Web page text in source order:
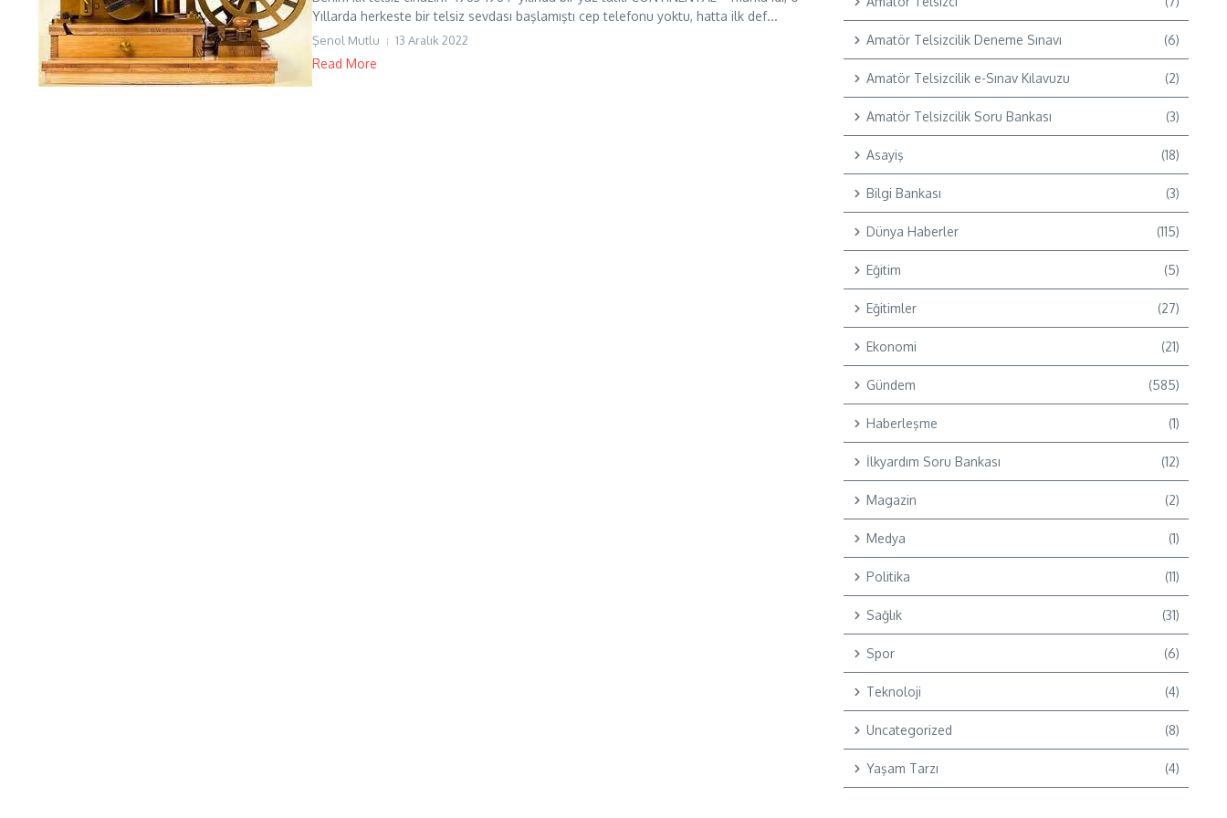
Yıllarda herkeste bir telsiz sevdası başlamıştı cep telefonu yoktu, hatta ilk def...
Şenol Mutlu 13 Aralık 2022
Read More
Amatör Telsizcilik Deneme Sınavı (6)
Amatör Telsizcilik e-Sınav Kılavuzu (2)
Amatör Telsizcilik Soru Bankası (3)
Asayiş (18)
Bilgi Bankası (3)
Dünya Haberler (115)
Eğitim (5)
Eğitimler (27)
Ekonomi (21)
Gündem (585)
Haberleşme (1)
İlkyardım Soru Bankası (12)
Magazin (2)
Medya (1)
Politika (11)
Sağlık (31)
Spor (6)
Teknoloji (4)
Uncategorized (8)
Yaşam Tarzı (4)